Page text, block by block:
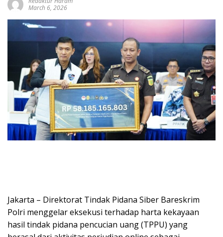
March 6, 2026
Jakarta – Direktorat Tindak Pidana Siber Bareskrim
Polri menggelar eksekusi terhadap harta kekayaan
hasil tindak pidana pencucian uang (TPPU) yang